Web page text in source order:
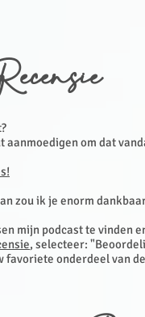
om dat
zou ik je enorm
mijn podcast te vinden
, selecteer:
onderdeel van